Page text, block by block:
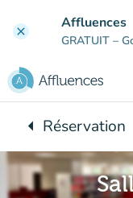
clear Affluences
GRATUIT –
arrow_leftRetour à :
Réservation